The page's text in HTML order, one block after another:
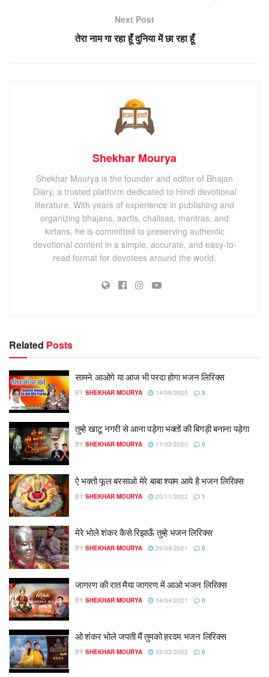
Next Post
तेरा नाम गा रहा हूँ दुनिया में छा रहा हूँ
Shekhar Mourya
Shekhar Mourya is the founder and editor of Bhajan
Diary, a trusted platform dedicated to Hindi devotional
literature. With years of experience in publishing and
organizing bhajans, aartis, chalisas, mantras, and
kirtans, he is committed to preserving authentic
devotional content in a simple, accurate, and easy-to-
read format for devotees around the world.
Related Posts
सामने आओगे या आज भी परदा होगा भजन लिरिक्स
BY SHEKHAR MOURYA 14/08/2025 5
तुम्हे खाटू नगरी से आना पड़ेगा भक्तों की बिगड़ी बनाना पड़ेगा
BY SHEKHAR MOURYA 11/03/2020 0
ऐ भक्तो फूल बरसाओ मेरे बाबा श्याम आये है भजन लिरिक्स
BY SHEKHAR MOURYA 20/11/2022 1
मेरे भोले शंकर कैसे रिझाऊँ तुम्हे भजन लिरिक्स
BY SHEKHAR MOURYA 29/09/2021 0
जागरण की रात मैया जागरण में आओ भजन लिरिक्स
BY SHEKHAR MOURYA 14/04/2021 0
ओ शंकर भोले जपती मैं तुमको हरदम भजन लिरिक्स
BY SHEKHAR MOURYA 03/03/2022 0